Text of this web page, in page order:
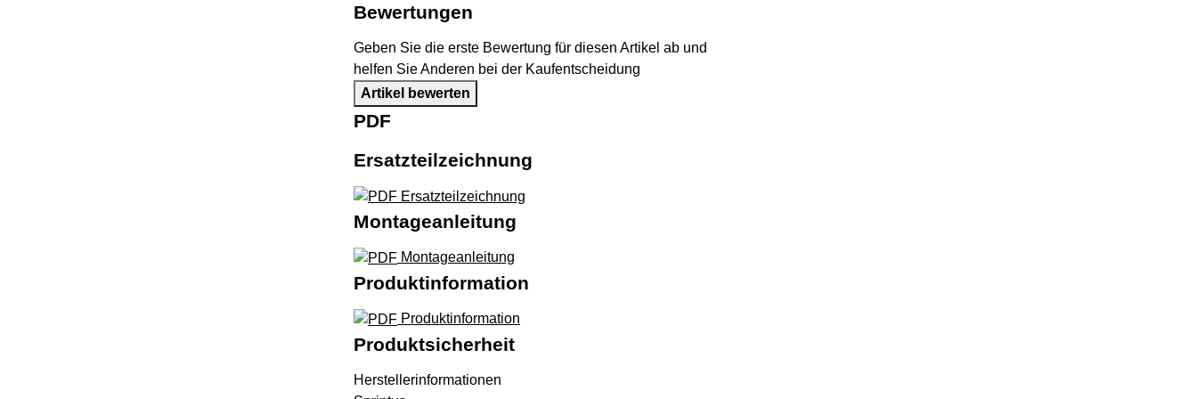
Bewertungen
Geben Sie die erste Bewertung für diesen Artikel ab und
helfen Sie Anderen bei der Kaufentscheidung
Artikel bewerten
PDF
Ersatzteilzeichnung
Ersatzteilzeichnung
Montageanleitung
Montageanleitung
Produktinformation
Produktinformation
Produktsicherheit
Herstellerinformationen